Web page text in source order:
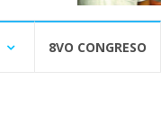
8VO CONGRESO